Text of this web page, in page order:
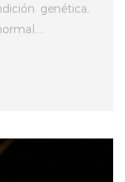
genética,